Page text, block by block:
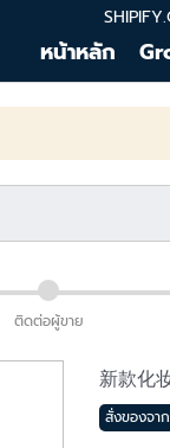
หน้าหลัก
ติดต่อผู้ขาย
新款化
สั่งของจา